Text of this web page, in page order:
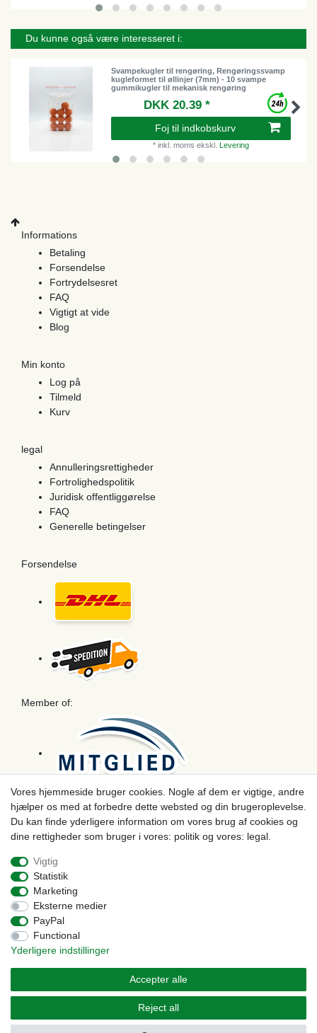
Du kunne også være interesseret i:
Svampekugler til rengøring, Rengøringssvamp
kugleformet til øllinjer (7mm) - 10 svampe
gummikugler til mekanisk rengøring
DKK 20.39 *
Foj til indkobskurv
* inkl. moms ekskl. Levering
Informations
Betaling
Forsendelse
Fortrydelsesret
FAQ
Vigtigt at vide
Blog
Min konto
Log på
Tilmeld
Kurv
legal
Annulleringsrettigheder
Fortrolighedspolitik
Juridisk offentliggørelse
FAQ
Generelle betingelser
Forsendelse
Member of:
Betaling
Withdraw from contract here Kontakt
Vores hjemmeside bruger cookies. Nogle af dem er vigtige, andre
hjælper os med at forbedre dette websted og din brugeroplevelse.
Du kan finde yderligere information om vores brug af cookies og
dine rettigheder som bruger i vores: politik og vores: legal.
Vigtig
Statistik
Marketing
Eksterne medier
PayPal
Functional
Yderligere indstillinger
Accepter alle
Reject all